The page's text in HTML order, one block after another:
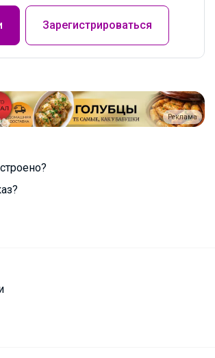
Зарегистрироваться
Реклама